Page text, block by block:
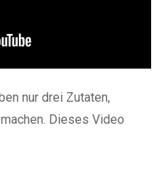
nur drei Zutaten,
Dieses Video